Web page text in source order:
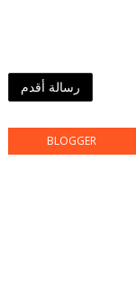
رسالة أقدم
BLOGGER